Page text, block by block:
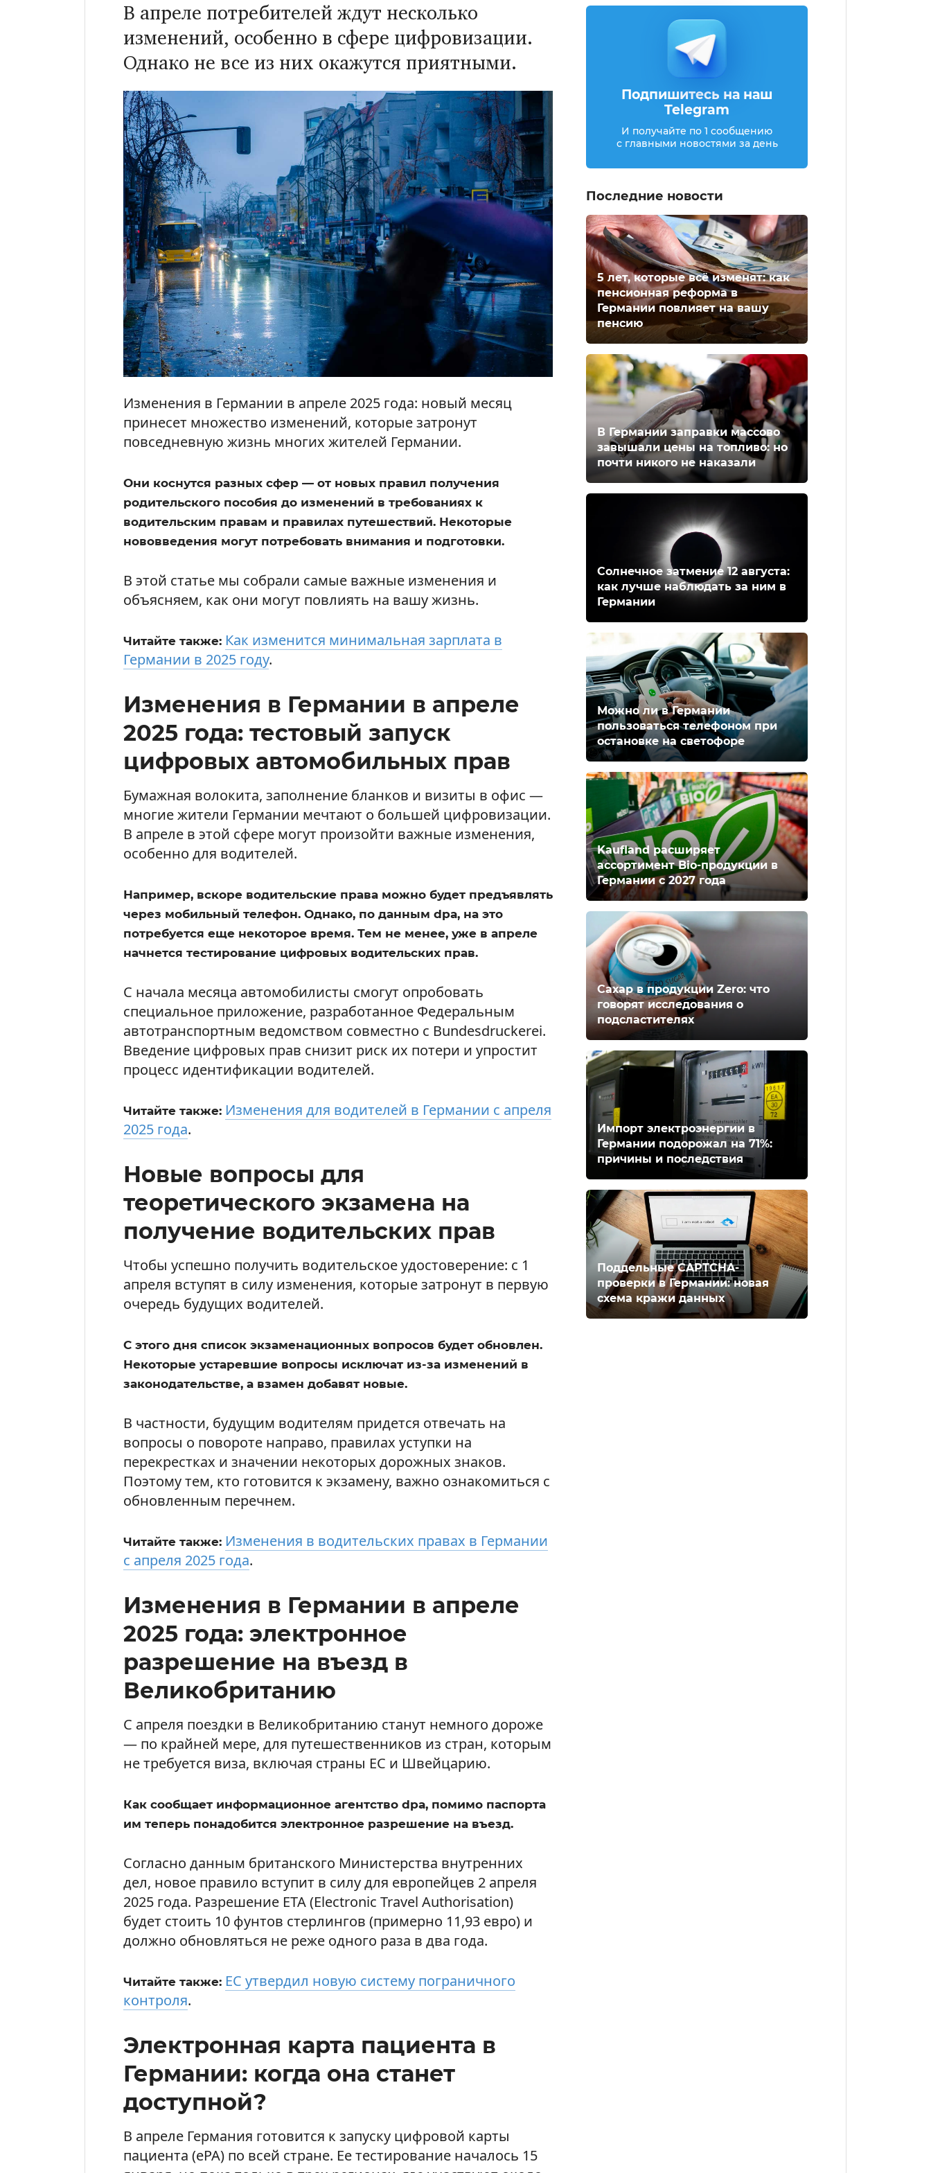
В апреле потребителей ждут несколько
изменений, особенно в сфере цифровизации.
Однако не все из них окажутся приятными.
Изменения в Германии в апреле 2025 года: новый месяц
принесет множество изменений, которые затронут
повседневную жизнь многих жителей Германии.
Они коснутся разных сфер — от новых правил получения
родительского пособия до изменений в требованиях к
водительским правам и правилах путешествий. Некоторые
нововведения могут потребовать внимания и подготовки.
В этой статье мы собрали самые важные изменения и
объясняем, как они могут повлиять на вашу жизнь.
Читайте также: Как изменится минимальная зарплата в
Германии в 2025 году.
Изменения в Германии в апреле
2025 года: тестовый запуск
цифровых автомобильных прав
Бумажная волокита, заполнение бланков и визиты в офис —
многие жители Германии мечтают о большей цифровизации.
В апреле в этой сфере могут произойти важные изменения,
особенно для водителей.
Например, вскоре водительские права можно будет предъявлять
через мобильный телефон. Однако, по данным dpa, на это
потребуется еще некоторое время. Тем не менее, уже в апреле
начнется тестирование цифровых водительских прав.
С начала месяца автомобилисты смогут опробовать
специальное приложение, разработанное Федеральным
автотранспортным ведомством совместно с Bundesdruckerei.
Введение цифровых прав снизит риск их потери и упростит
процесс идентификации водителей.
Читайте также: Изменения для водителей в Германии с апреля
2025 года.
Новые вопросы для
теоретического экзамена на
получение водительских прав
Чтобы успешно получить водительское удостоверение: с 1
апреля вступят в силу изменения, которые затронут в первую
очередь будущих водителей.
С этого дня список экзаменационных вопросов будет обновлен.
Некоторые устаревшие вопросы исключат из-за изменений в
законодательстве, а взамен добавят новые.
В частности, будущим водителям придется отвечать на
вопросы о повороте направо, правилах уступки на
перекрестках и значении некоторых дорожных знаков.
Поэтому тем, кто готовится к экзамену, важно ознакомиться с
обновленным перечнем.
Читайте также: Изменения в водительских правах в Германии
с апреля 2025 года.
Изменения в Германии в апреле
2025 года: электронное
разрешение на въезд в
Великобританию
С апреля поездки в Великобританию станут немного дороже
— по крайней мере, для путешественников из стран, которым
не требуется виза, включая страны ЕС и Швейцарию.
Как сообщает информационное агентство dpa, помимо паспорта
им теперь понадобится электронное разрешение на въезд.
Согласно данным британского Министерства внутренних
дел, новое правило вступит в силу для европейцев 2 апреля
2025 года. Разрешение ETA (Electronic Travel Authorisation)
будет стоить 10 фунтов стерлингов (примерно 11,93 евро) и
должно обновляться не реже одного раза в два года.
Читайте также: ЕС утвердил новую систему пограничного
контроля.
Электронная карта пациента в
Германии: когда она станет
доступной?
В апреле Германия готовится к запуску цифровой карты
пациента (ePA) по всей стране. Ее тестирование началось 15
Подпишитесь на наш
Telegram
И получайте по 1 сообщению
с главными новостями за день
Последние новости
5 лет, которые всё изменят: как
пенсионная реформа в
Германии повлияет на вашу
пенсию
В Германии заправки массово
завышали цены на топливо: но
почти никого не наказали
Солнечное затмение 12 августа:
как лучше наблюдать за ним в
Германии
Можно ли в Германии
пользоваться телефоном при
остановке на светофоре
Kaufland расширяет
ассортимент Bio-продукции в
Германии с 2027 года
Сахар в продукции Zero: что
говорят исследования о
подсластителях
Импорт электроэнергии в
Германии подорожал на 71%:
причины и последствия
Поддельные CAPTCHA-
проверки в Германии: новая
схема кражи данных